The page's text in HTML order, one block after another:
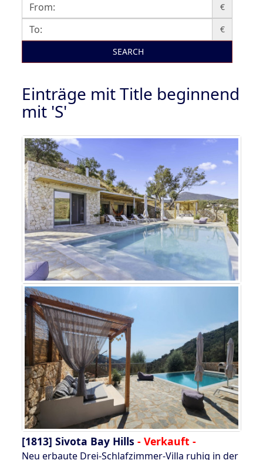
€
€
SEARCH
Einträge mit Title beginnend
mit 'S'
[1813] Sivota Bay Hills - Verkauft -
Neu erbaute Drei-Schlafzimmer-Villa ruhig in der